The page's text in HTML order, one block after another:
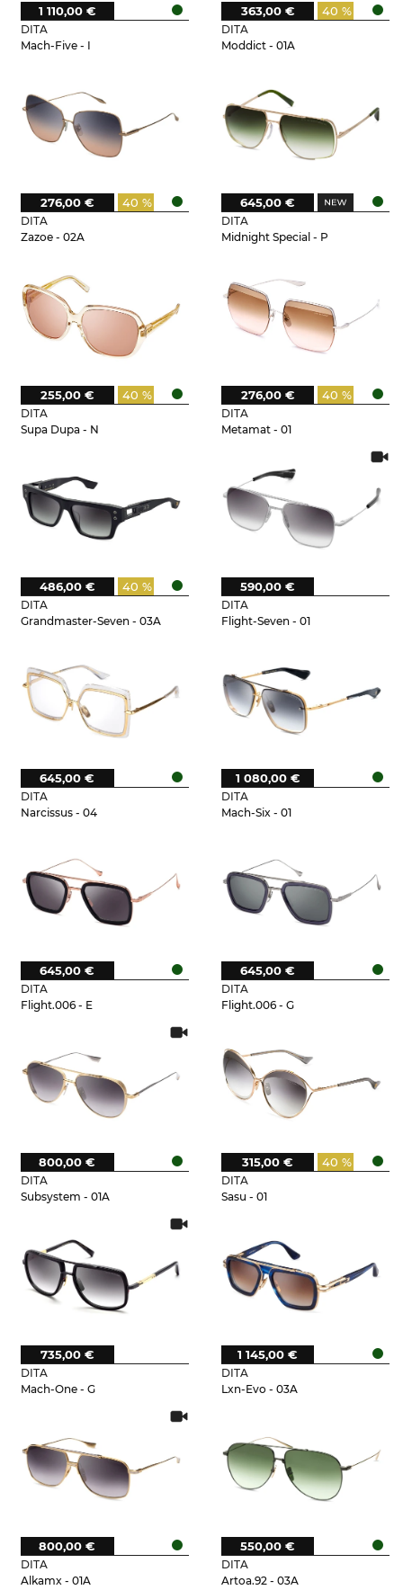
DITA
Mach-Five - I
1 110,00 €
DITA
Moddict - 01A
40 %
363,00 €
DITA
Zazoe - 02A
40 %
276,00 €
DITA
Midnight Special - P
645,00 €
DITA
Supa Dupa - N
40 %
255,00 €
DITA
Metamat - 01
40 %
276,00 €
DITA
Grandmaster-Seven - 03A
40 %
486,00 €
DITA
Flight-Seven - 01
590,00 €
DITA
Narcissus - 04
645,00 €
DITA
Mach-Six - 01
1 080,00 €
DITA
Flight.006 - E
645,00 €
DITA
Flight.006 - G
645,00 €
DITA
Subsystem - 01A
800,00 €
DITA
Sasu - 01
40 %
315,00 €
DITA
Mach-One - G
735,00 €
DITA
Lxn-Evo - 03A
1 145,00 €
DITA
Alkamx - 01A
800,00 €
DITA
Artoa.92 - 03A
550,00 €